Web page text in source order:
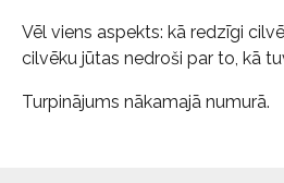
Vēl viens aspekts: kā redzīgi
cilvēku jūtas nedroši par to, kā
Turpinājums nākamajā numurā.